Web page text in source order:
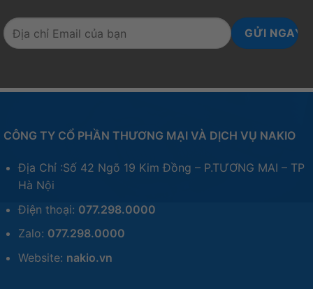
CÔNG TY CỔ PHẦN THƯƠNG MẠI VÀ DỊCH VỤ NAKIO
Địa Chỉ :Số 42 Ngõ 19 Kim Đồng – P.TƯƠNG MAI – TP
Hà Nội
Điện thoại: 077.298.0000
Zalo: 077.298.0000
Website: nakio.vn